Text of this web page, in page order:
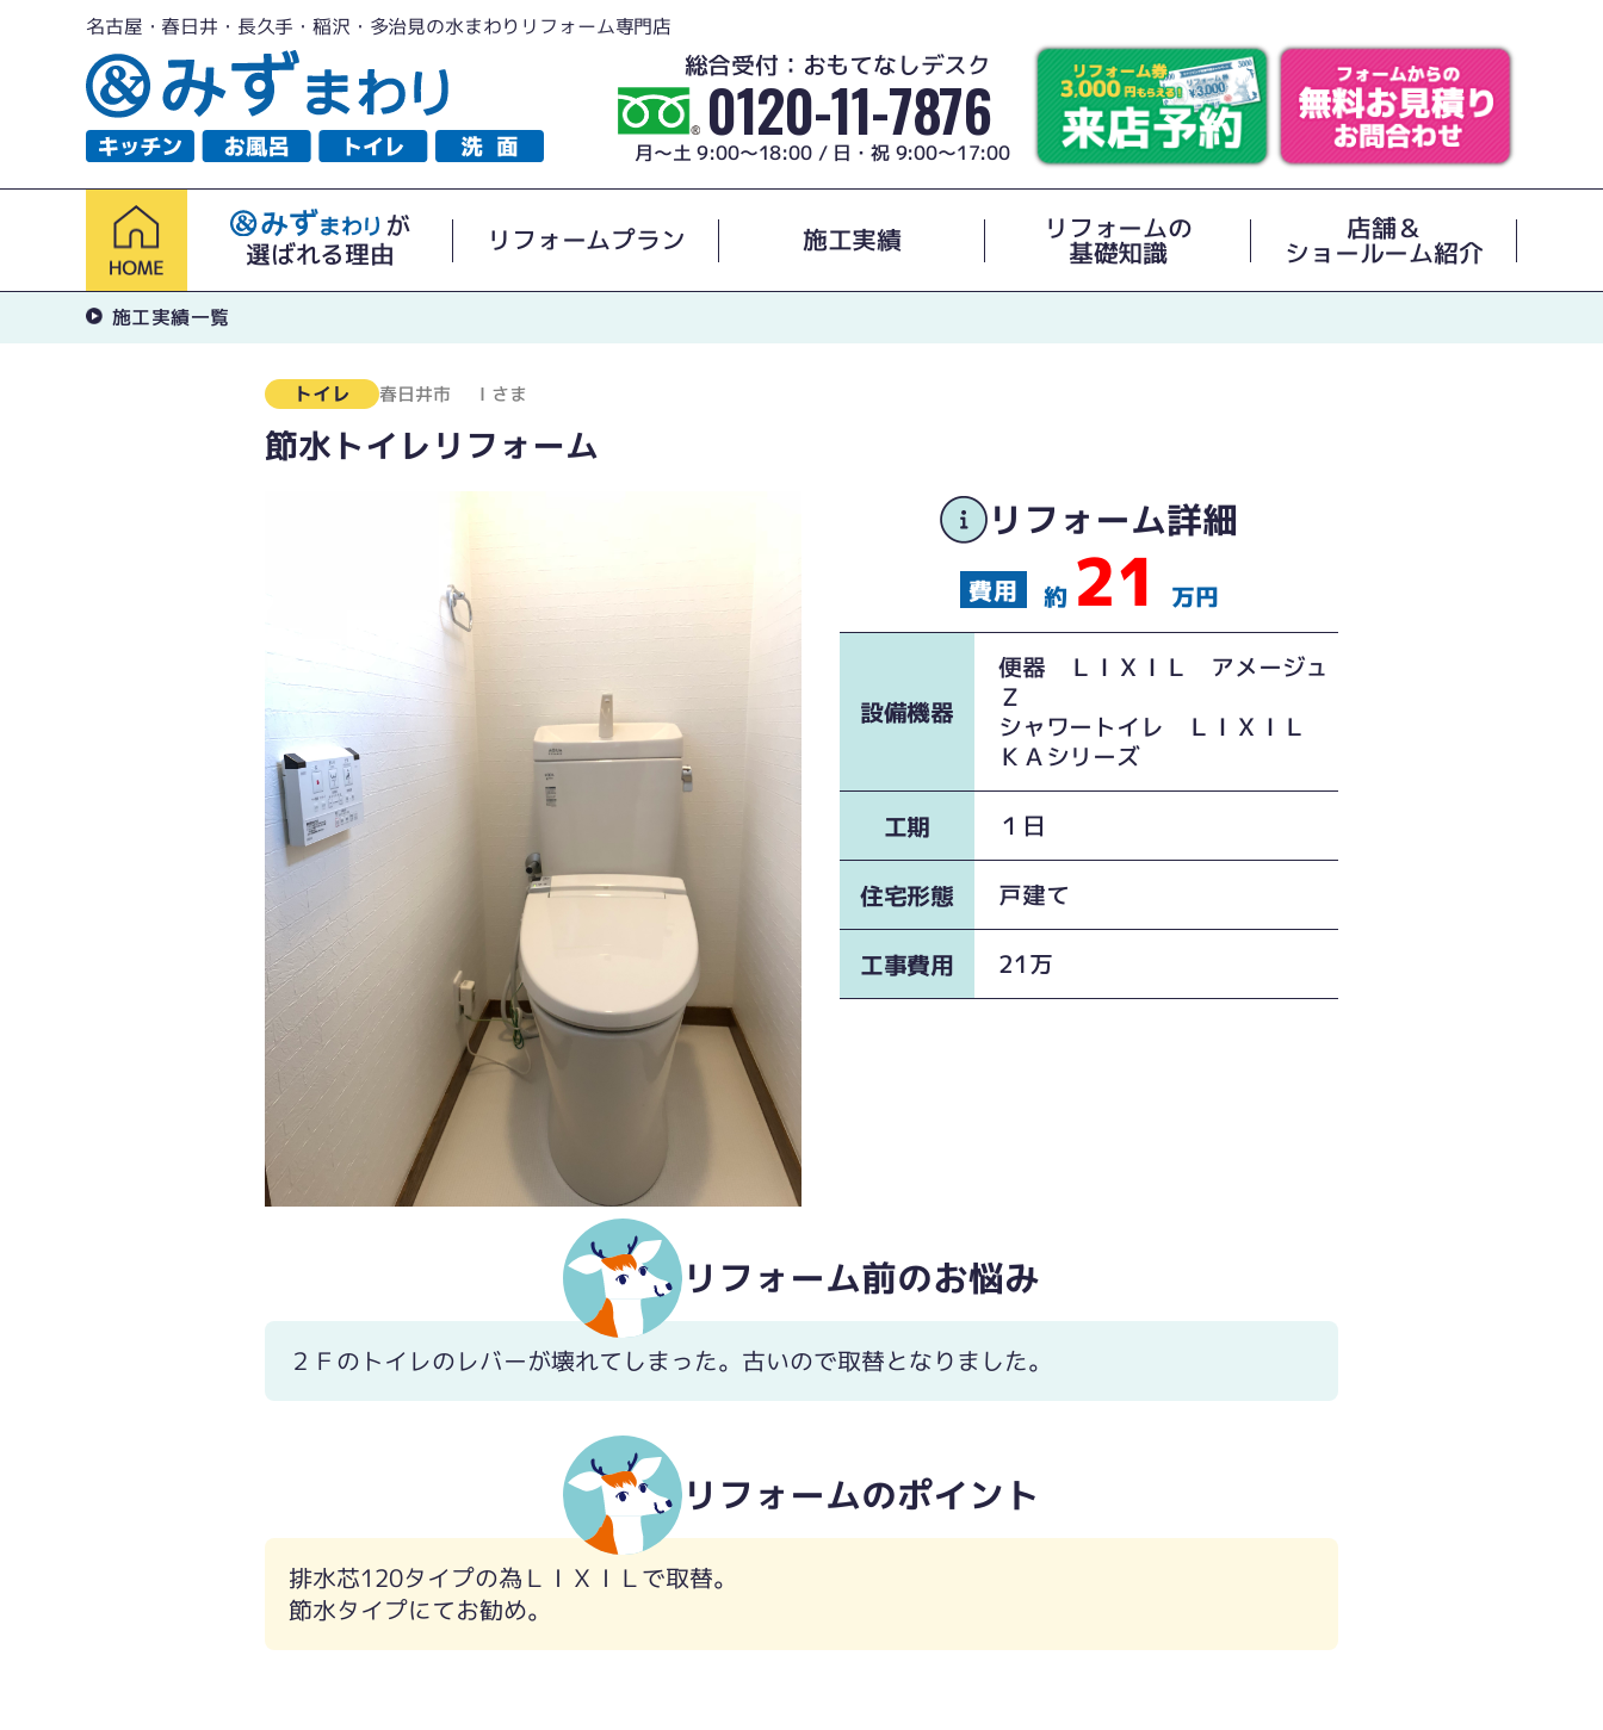
名古屋・春日井・長久手・稲沢・多治見の水まわりリフォーム専門店
総合受付：おもてなしデスク
0120-11-7876
月～土 9:00～18:00 / 日・祝 9:00～17:00
が
選ばれる理由
リフォームプラン 施工実績 リフォームの
基礎知識
店舗＆
ショールーム紹介
施工実績一覧
トイレ 春日井市 Ｉさま
節水トイレリフォーム
リフォーム詳細
約 21 万円
設備機器
便器 ＬＩＸＩＬ アメージュ
Ｚ
シャワートイレ ＬＩＸＩＬ
ＫＡシリーズ
工期 １日
住宅形態 戸建て
工事費用 21万
リフォーム前のお悩み
２Ｆのトイレのレバーが壊れてしまった。古いので取替となりました。
リフォームのポイント
排水芯120タイプの為ＬＩＸＩＬで取替。
節水タイプにてお勧め。